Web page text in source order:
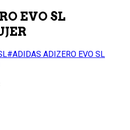
EVO SL
#ADIDAS ADIZERO EVO SL